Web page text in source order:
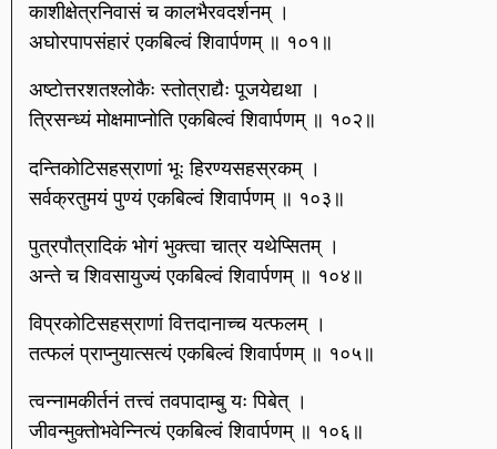
काशीक्षेत्रनिवासं च कालभैरवदर्शनम् ।
अघोरपापसंहारं एकबिल्वं शिवार्पणम् ॥ १०१॥
अष्टोत्तरशतश्लोकैः स्तोत्राद्यैः पूजयेद्यथा ।
त्रिसन्ध्यं मोक्षमाप्नोति एकबिल्वं शिवार्पणम् ॥ १०२॥
दन्तिकोटिसहस्राणां भूः हिरण्यसहस्रकम् ।
सर्वक्रतुमयं पुण्यं एकबिल्वं शिवार्पणम् ॥ १०३॥
पुत्रपौत्रादिकं भोगं भुक्त्वा चात्र यथेप्सितम् ।
अन्ते च शिवसायुज्यं एकबिल्वं शिवार्पणम् ॥ १०४॥
विप्रकोटिसहस्राणां वित्तदानाच्च यत्फलम् ।
तत्फलं प्राप्नुयात्सत्यं एकबिल्वं शिवार्पणम् ॥ १०५॥
त्वन्नामकीर्तनं तत्त्वं तवपादाम्बु यः पिबेत् ।
जीवन्मुक्तोभवेन्नित्यं एकबिल्वं शिवार्पणम् ॥ १०६॥